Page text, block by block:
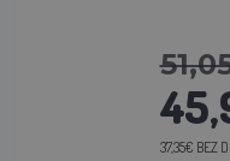
37,35€ BEZ